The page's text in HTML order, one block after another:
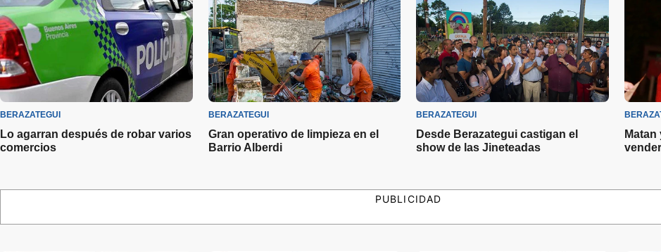
BERAZATEGUI
Lo agarran después de robar varios
comercios
BERAZATEGUI
Gran operativo de limpieza en el
Barrio Alberdi
BERAZATEGUI
Desde Berazategui castigan el
show de las Jineteadas
PUBLICIDAD